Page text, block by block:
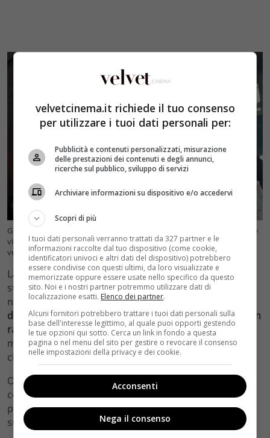
Gli eventi raccontati nel nuovo film sembrano essere molto più crudi e
violenti di quelli nella saga originale (Foto Youtube Lionsgate Movies –
velvetcinema.it)
La produzione dei film ha cercato di mantenere lo
stesso tono. Ciò significava che, nonostante le
numerose morti sullo schermo,i combattimenti
dovevano essere prevalentemente privi di sangue e con
rapide transizioni. Le ferite dei tributi spesso sono più
macabre sul libro, così come gli ostacoli e le minacce
che i giochi pongono sul loro cammino.
Ora i fan si stanno chiedendo se anche il nuovo film
cercherà di mantenere lo stesso tono adatto a un
pubblico generale oppure se indulgerà maggiormente
sui dettagli più crudi.
velvetcinema.it richiede il tuo consenso
per utilizzare i tuoi dati personali per:
Pubblicità e contenuti personalizzati, misurazione
delle prestazioni dei contenuti e degli annunci,
ricerche sul pubblico, sviluppo di servizi
Archiviare informazioni su dispositivo e/o accedervi
Scopri di più
I tuoi dati personali verranno trattati da 327 partner e le
informazioni raccolte dal tuo dispositivo (come cookie,
identificatori univoci e altri dati del dispositivo) potrebbero
essere condivise con questi ultimi, da loro visualizzate e
memorizzate oppure essere usate nello specifico da questo
sito. Noi e i nostri partner potremmo utilizzare dati di
localizzazione esatti. Elenco dei partner.
Alcuni fornitori potrebbero trattare i tuoi dati personali sulla
base dell'interesse legittimo, al quale puoi opporti gestendo
le tue opzioni qui sotto. Cerca un link in fondo a questa
pagina o nel menu del sito per gestire o revocare il consenso
nelle impostazioni della privacy e dei cookie.
Acconsenti
Nega il consenso